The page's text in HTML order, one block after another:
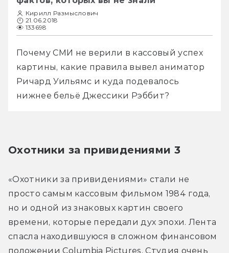
Кирилл Размыслович
21.06.2018
133698
Почему СМИ не верили в кассовый успех
картины, какие правила вывел аниматор
Ричард Уильямс и куда подевалось
нижнее бельё Джессики Рэббит?
Охотники за привидениями 3
«Охотники за привидениями» стали не
просто самым кассовым фильмом 1984 года,
но и одной из знаковых картин своего
времени, которые передали дух эпохи. Лента
спасла находившуюся в сложном финансовом
положении Columbia Pictures. Студия очень